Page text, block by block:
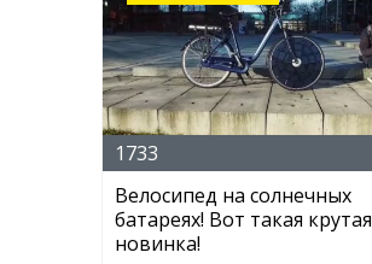
1733
Велосипед на солнечных
батареях! Вот такая крутая
новинка!